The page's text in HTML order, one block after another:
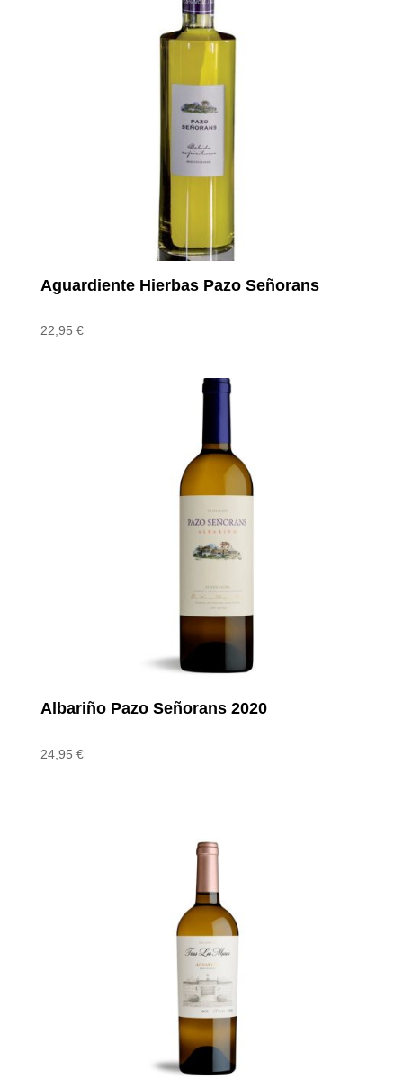
Aguardiente Hierbas Pazo Señorans
22,95 €
Albariño Pazo Señorans 2020
24,95 €